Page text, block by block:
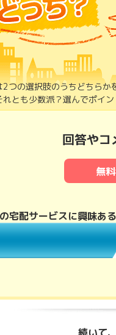
つの選択肢のうちどちら
とも少数派？選んでポイ
回答やコ
無
宅配サービスに興味あ